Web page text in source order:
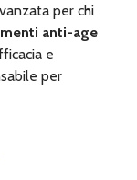
per chi
anti-age
e
per